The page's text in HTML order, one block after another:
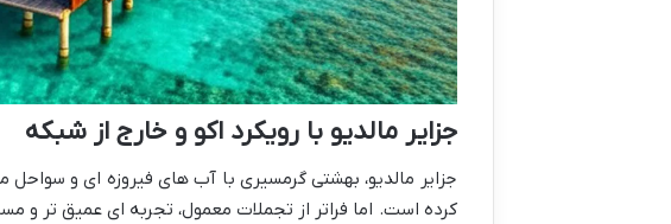
جزایر مالدیو با رویکرد اکو و خارج از شبکه
جزایر مالدیو، بهشتی گرمسیری با آب های فیروزه ای و
کرده است. اما فراتر از تجملات معمول، تجربه ای عمیق تر و